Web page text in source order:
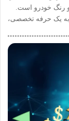
و رنگ خودرو است.
یک حرفه تخصصی،